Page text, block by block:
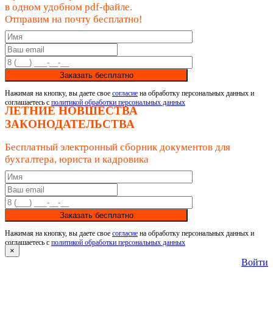
в одном удобном pdf-файле.
Отправим на почту бесплатно!
Заказать бесплатно
Нажимая на кнопку, вы даете свое согласие на обработку персональных данных и
соглашаетесь с политикой обработки персональных данных
ЛЕТНИЕ НОВШЕСТВА
ЗАКОНОДАТЕЛЬСТВА
Бесплатный электронный сборник документов для
бухгалтера, юриста и кадровика
Заказать бесплатно
Нажимая на кнопку, вы даете свое согласие на обработку персональных данных и
соглашаетесь с политикой обработки персональных данных
×
Войти